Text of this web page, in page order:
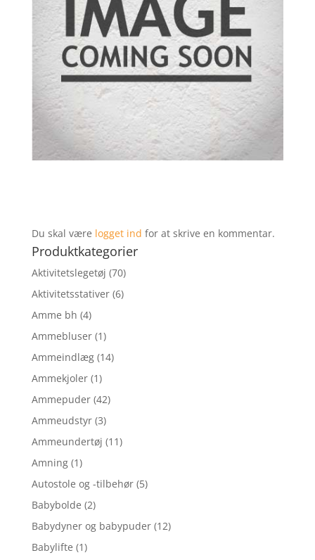
Du skal være logget ind for at skrive en kommentar.
Produktkategorier
Aktivitetslegetøj (70)
Aktivitetsstativer (6)
Amme bh (4)
Ammebluser (1)
Ammeindlæg (14)
Ammekjoler (1)
Ammepuder (42)
Ammeudstyr (3)
Ammeundertøj (11)
Amning (1)
Autostole og -tilbehør (5)
Babybolde (2)
Babydyner og babypuder (12)
Babylifte (1)